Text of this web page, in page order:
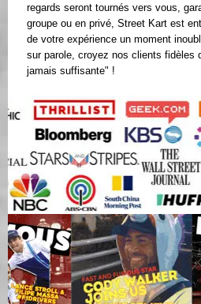
regards seront tournés vers vous,
groupe ou en privé, Street Kart est
de votre expérience un moment
sur parole, croyez nos clients fidèles
jamais suffisante" !